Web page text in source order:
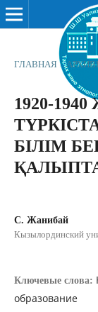
ГЛАВНАЯ /
1920-
БІЛІМ
С. Жанибай
Кызылординский
Ключевые слова:
образование